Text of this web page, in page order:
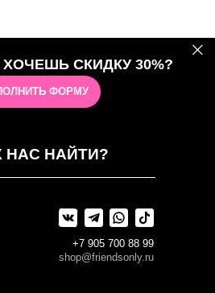
СКИДКУ 30%?
ФОРМУ
НАС НАЙТИ?
shop@friendsonly.ru
+7 905 700 88 99